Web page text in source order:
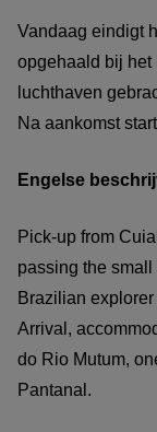
Vandaag eindigt
opgehaald bij het
luchthaven
Na aankomst
Engelse
Pick-up from
passing the
Brazilian
Arrival,
do Rio Mutum,
Pantanal.